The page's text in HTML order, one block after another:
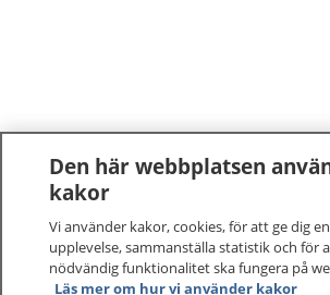
Den här webbplatsen
kakor
Vi använder kakor, cookies, för att ge dig
upplevelse, sammanställa statistik och för
nödvändig funktionalitet ska fungera på
Läs mer om hur vi använder kakor